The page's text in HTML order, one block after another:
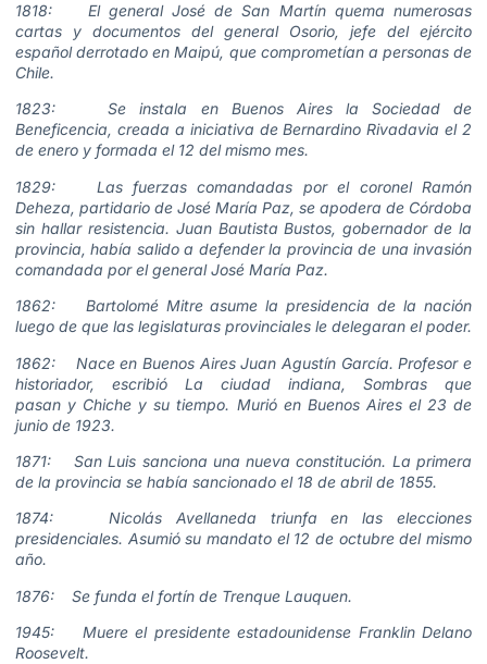
1818: El general José de San Martín quema numerosas
cartas y documentos del general Osorio, jefe del ejército
español derrotado en Maipú, que comprometían a personas de
Chile.
1823: Se instala en Buenos Aires la Sociedad de
Beneficencia, creada a iniciativa de Bernardino Rivadavia el 2
de enero y formada el 12 del mismo mes.
1829: Las fuerzas comandadas por el coronel Ramón
Deheza, partidario de José María Paz, se apodera de Córdoba
sin hallar resistencia. Juan Bautista Bustos, gobernador de la
provincia, había salido a defender la provincia de una invasión
comandada por el general José María Paz.
1862: Bartolomé Mitre asume la presidencia de la nación
luego de que las legislaturas provinciales le delegaran el poder.
1862: Nace en Buenos Aires Juan Agustín García. Profesor e
historiador, escribió La ciudad indiana, Sombras que
pasan y Chiche y su tiempo. Murió en Buenos Aires el 23 de
junio de 1923.
1871: San Luis sanciona una nueva constitución. La primera
de la provincia se había sancionado el 18 de abril de 1855.
1874: Nicolás Avellaneda triunfa en las elecciones
presidenciales. Asumió su mandato el 12 de octubre del mismo
año.
1876: Se funda el fortín de Trenque Lauquen.
1945: Muere el presidente estadounidense Franklin Delano
Roosevelt.